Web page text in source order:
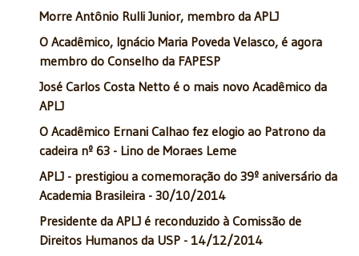
Morre Antônio Rulli Junior, membro da APLJ
O Acadêmico, Ignácio Maria Poveda Velasco, é agora
membro do Conselho da FAPESP
José Carlos Costa Netto é o mais novo Acadêmico da
APLJ
O Acadêmico Ernani Calhao fez elogio ao Patrono da
cadeira nº 63 - Lino de Moraes Leme
APLJ - prestigiou a comemoração do 39º aniversário da
Academia Brasileira - 30/10/2014
Presidente da APLJ é reconduzido à Comissão de
Direitos Humanos da USP - 14/12/2014